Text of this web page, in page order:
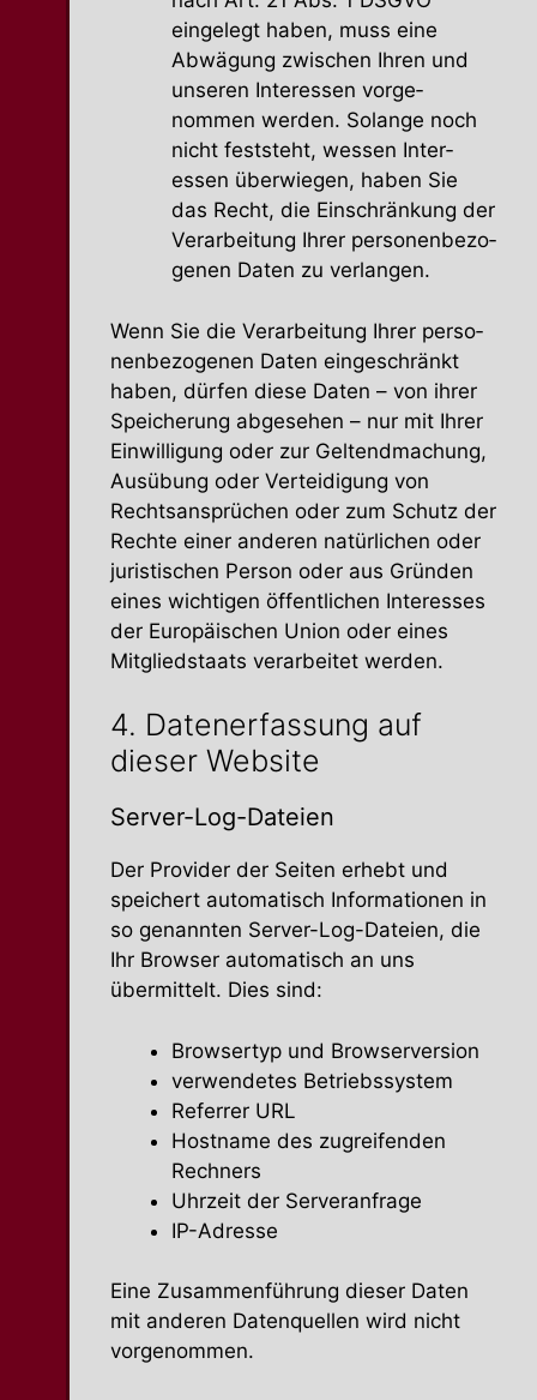
eingelegt haben, muss eine
Abwägung zwischen Ihren und
unseren Inter­essen vorge­
nommen werden. Solange noch
nicht feststeht, wessen Inter­
essen überwiegen, haben Sie
das Recht, die Einschränkung der
Verar­beitung Ihrer perso­nen­be­zo­
genen Daten zu verlangen.
Wenn Sie die Verar­beitung Ihrer perso­
nen­be­zo­genen Daten einge­schränkt
haben, dürfen diese Daten – von ihrer
Speicherung abgesehen – nur mit Ihrer
Einwil­ligung oder zur Geltend­ma­chung,
Ausübung oder Vertei­digung von
Rechts­an­sprüchen oder zum Schutz der
Rechte einer anderen natür­lichen oder
juris­ti­schen Person oder aus Gründen
eines wichtigen öffent­lichen Inter­esses
der Europäi­schen Union oder eines
Mitglied­staats verar­beitet werden.
4. Daten­er­fassung auf
dieser Website
Server-Log-Dateien
Der Provider der Seiten erhebt und
speichert automa­tisch Infor­ma­tionen in
so genannten Server-Log-Dateien, die
Ihr Browser automa­tisch an uns
übermittelt. Dies sind:
Browsertyp und Browserversion
verwen­detes Betriebssystem
Referrer URL
Hostname des zugrei­fenden
Rechners
Uhrzeit der Serveranfrage
IP-Adresse
Eine Zusam­men­führung dieser Daten
mit anderen Daten­quellen wird nicht
vorgenommen.